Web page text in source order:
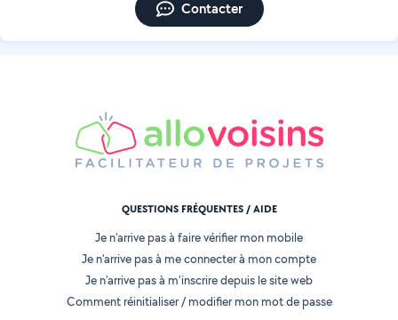
Contacter
QUESTIONS FRÉQUENTES / AIDE
Je n'arrive pas à faire vérifier mon mobile
Je n'arrive pas à me connecter à mon compte
Je n'arrive pas à m'inscrire depuis le site web
Comment réinitialiser / modifier mon mot de passe